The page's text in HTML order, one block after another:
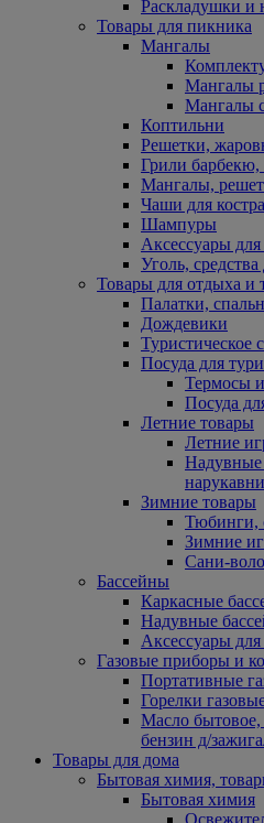
Раскладушки и
Товары для пикника
Мангалы
Мангалы
Мангалы
Коптильни
Решетки,
Грили барбекю,
Мангалы,
Чаши для костра
Шампуры
Аксессуары
Уголь,
Товары для отдыха и
Палатки,
Дождевики
Туристическое
Посуда для
Термосы
Посуда
Летние товары
Летние
Надувные
Зимние товары
Тюбинги,
Зимние
Сани-
Бассейны
Каркасные
Надувные
Аксессуары для
Газовые приборы и
Портативные
Горелки
Масло бытовое,
бензин д/
Товары для дома
Бытовая химия,
Бытовая химия